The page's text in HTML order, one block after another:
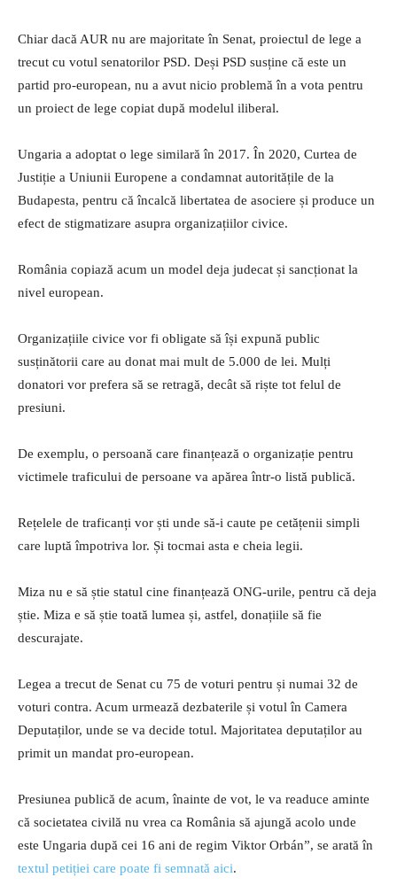
Chiar dacă AUR nu are majoritate în Senat, proiectul de lege a
trecut cu votul senatorilor PSD. Deși PSD susține că este un
partid pro-european, nu a avut nicio problemă în a vota pentru
un proiect de lege copiat după modelul iliberal.
Ungaria a adoptat o lege similară în 2017. În 2020, Curtea de
Justiție a Uniunii Europene a condamnat autoritățile de la
Budapesta, pentru că încalcă libertatea de asociere și produce un
efect de stigmatizare asupra organizațiilor civice.
România copiază acum un model deja judecat și sancționat la
nivel european.
Organizațiile civice vor fi obligate să își expună public
susținătorii care au donat mai mult de 5.000 de lei. Mulți
donatori vor prefera să se retragă, decât să riște tot felul de
presiuni.
De exemplu, o persoană care finanțează o organizație pentru
victimele traficului de persoane va apărea într-o listă publică.
Rețelele de traficanți vor ști unde să-i caute pe cetățenii simpli
care luptă împotriva lor. Și tocmai asta e cheia legii.
Miza nu e să știe statul cine finanțează ONG-urile, pentru că deja
știe. Miza e să știe toată lumea și, astfel, donațiile să fie
descurajate.
Legea a trecut de Senat cu 75 de voturi pentru și numai 32 de
voturi contra. Acum urmează dezbaterile și votul în Camera
Deputaților, unde se va decide totul. Majoritatea deputaților au
primit un mandat pro-european.
Presiunea publică de acum, înainte de vot, le va readuce aminte
că societatea civilă nu vrea ca România să ajungă acolo unde
este Ungaria după cei 16 ani de regim Viktor Orbán”, se arată în
textul petiției care poate fi semnată aici.